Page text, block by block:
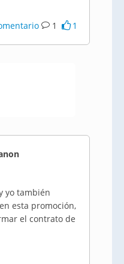
1 1
yo también
esta promoción,
el contrato de